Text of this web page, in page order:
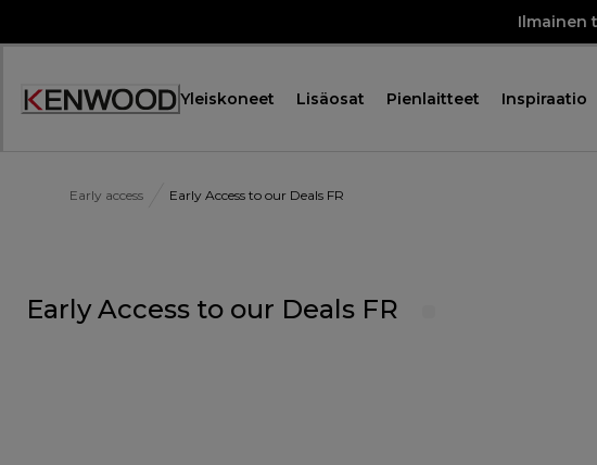
Ilmainen
Yleiskoneet Lisäosat Pienlaitteet Inspiraatio
Early access Early Access to our Deals FR
Early Access to our Deals FR